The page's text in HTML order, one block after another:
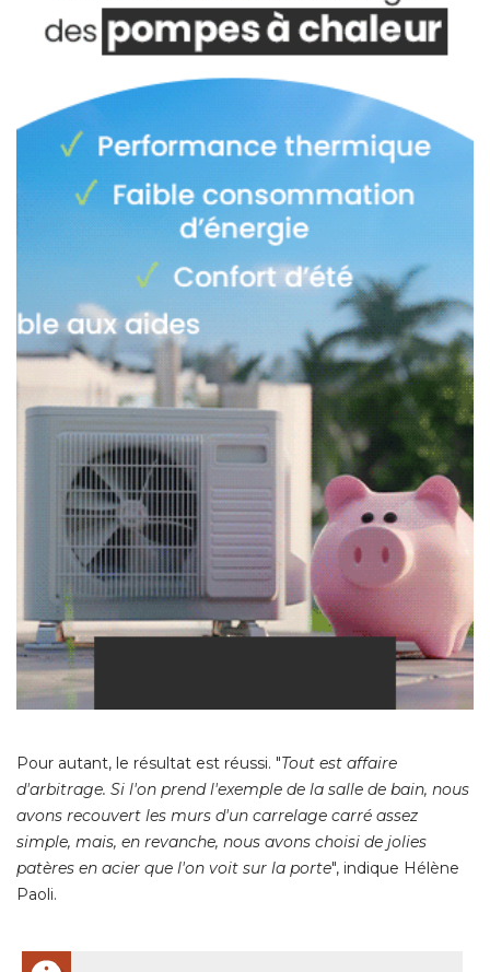
Pour autant, le résultat est réussi. "Tout est affaire
d'arbitrage. Si l'on prend l'exemple de la salle de bain, nous
avons recouvert les murs d'un carrelage carré assez
simple, mais, en revanche, nous avons choisi de jolies
patères en acier que l'on voit sur la porte", indique Hélène
Paoli.